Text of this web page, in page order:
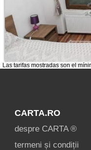
Las tarifas mostradas son el
CARTA.RO
despre CARTA ®
termeni și condiții